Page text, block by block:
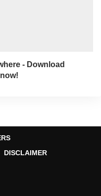
- Download
now!
DISCLAIMER